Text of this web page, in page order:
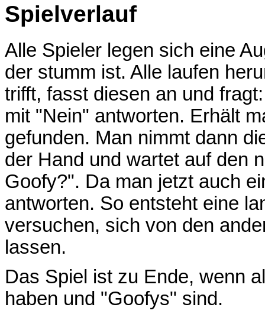
Spielverlauf
Alle Spieler legen sich eine
der stumm ist. Alle laufen
trifft, fasst diesen an und
mit "Nein" antworten. Erhält
gefunden. Man nimmt dann
der Hand und wartet auf den
Goofy?". Da man jetzt auch
antworten. So entsteht eine
versuchen, sich von den
lassen.
Das Spiel ist zu Ende, wenn
haben und "Goofys" sind.